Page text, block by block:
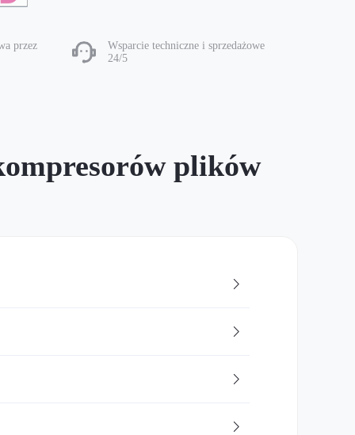
przez
Wsparcie techniczne i sprzedażowe
24/5
plików